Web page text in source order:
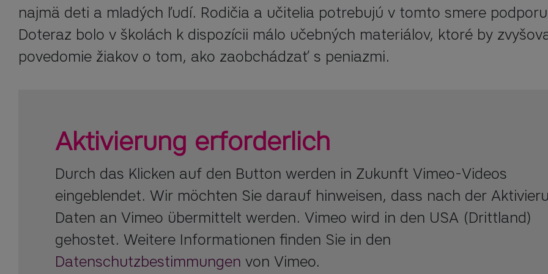
najmä deti a mladých ľudí. Rodičia a učitelia potrebujú v tomto smere
Doteraz bolo v školách k dispozícii málo učebných materiálov, ktoré by
povedomie žiakov o tom, ako zaobchádzať s peniazmi.
Aktivierung erforderlich
Durch das Klicken auf den Button werden in Zukunft Vimeo-Videos
eingeblendet. Wir möchten Sie darauf hinweisen, dass nach der
Daten an Vimeo übermittelt werden. Vimeo wird in den USA (Drittland)
gehostet. Weitere Informationen finden Sie in den
Datenschutzbestimmungen von Vimeo.